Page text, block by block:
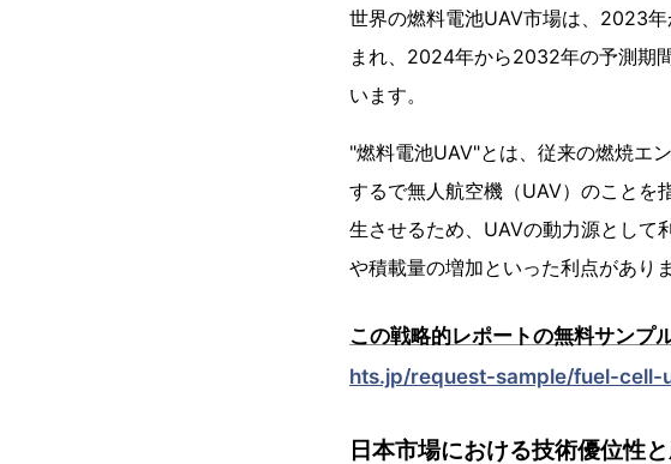
世界の燃料電池UAV市場は、2023
まれ、2024年から2032年の予測期
います。
"燃料電池UAV"とは、従来の燃焼エ
するで無人航空機（UAV）のことを
生させるため、UAVの動力源として
や積載量の増加といった利点がありま
この戦略的レポートの無料サンプ
hts.jp/request-sample/fuel-cell-
日本市場における技術優位性